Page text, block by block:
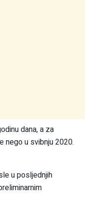
dana, a za
nego u svibnju 2020.
u posljednjih